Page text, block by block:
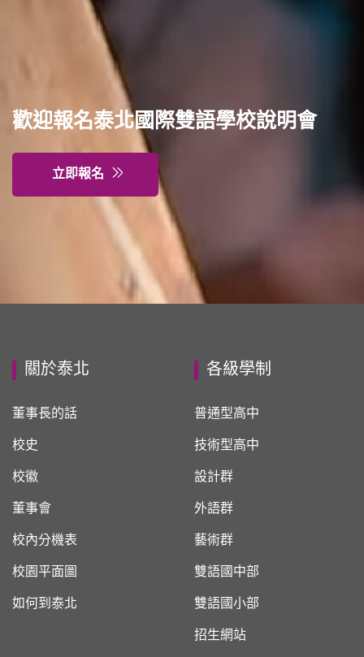
歡迎報名泰北國際雙語學校說明會
立即報名
關於泰北
董事長的話
校史
校徽
董事會
校內分機表
校園平面圖
如何到泰北
各級學制
普通型高中
技術型高中
設計群
外語群
藝術群
雙語國中部
雙語國小部
招生網站